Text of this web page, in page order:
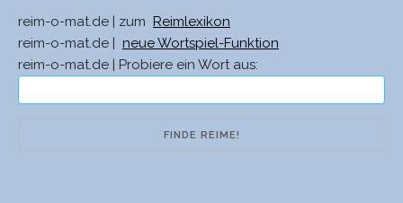
reim-o-mat.de | zum
Reimlexikon
reim-o-mat.de |
neue Wortspiel-Funktion
reim-o-mat.de | Probiere ein Wort aus: